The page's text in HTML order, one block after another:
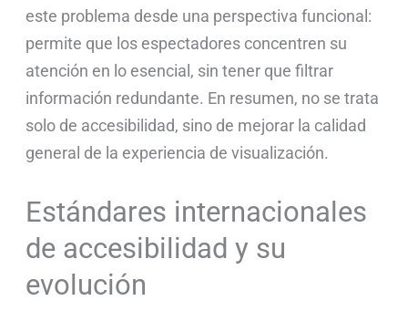
este problema desde una perspectiva funcional:
permite que los espectadores concentren su
atención en lo esencial, sin tener que filtrar
información redundante. En resumen, no se trata
solo de accesibilidad, sino de mejorar la calidad
general de la experiencia de visualización.
Estándares internacionales
de accesibilidad y su
evolución